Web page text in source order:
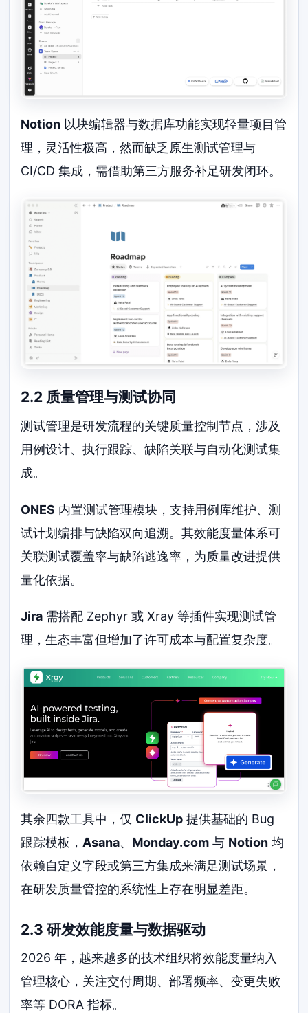
Notion 以块编辑器与数据库功能实现轻量项目管
理，灵活性极高，然而缺乏原生测试管理与
CI/CD 集成，需借助第三方服务补足研发闭环。
2.2 质量管理与测试协同
测试管理是研发流程的关键质量控制节点，涉及
用例设计、执行跟踪、缺陷关联与自动化测试集
成。
ONES 内置测试管理模块，支持用例库维护、测
试计划编排与缺陷双向追溯。其效能度量体系可
关联测试覆盖率与缺陷逃逸率，为质量改进提供
量化依据。
Jira 需搭配 Zephyr 或 Xray 等插件实现测试管
理，生态丰富但增加了许可成本与配置复杂度。
其余四款工具中，仅 ClickUp 提供基础的 Bug
跟踪模板，Asana、 Monday.com 与 Notion 均
依赖自定义字段或第三方集成来满足测试场景，
在研发质量管控的系统性上存在明显差距。
2.3 研发效能度量与数据驱动
2026 年，越来越多的技术组织将效能度量纳入
管理核心，关注交付周期、部署频率、变更失败
率等 DORA 指标。